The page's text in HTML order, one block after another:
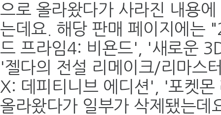
으로 올라왔다가 사라진 내용
는데요. 해당 판매 페이지에는
드 프라임4: 비욘드', '새로운
'젤다의 전설 리메이크/리마스
X: 데피티니브 에디션', '포켓
올라왔다가 일부가 삭제됐는데